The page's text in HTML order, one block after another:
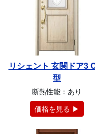
リシェント 玄関ドア3
型
断熱性能：あり
価格を見る ▶